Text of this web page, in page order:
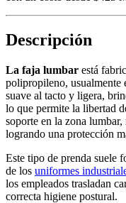
Descripción
La faja lumbar está
polipropileno, usualmente
suave al tacto y ligera,
lo que permite la libertad
soporte en la zona
logrando una protección
Este tipo de prenda suele
de los uniformes
los empleados trasladan
correcta higiene postural.